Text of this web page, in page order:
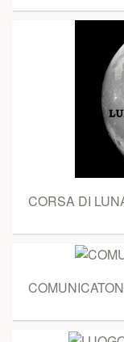
CORSA DI